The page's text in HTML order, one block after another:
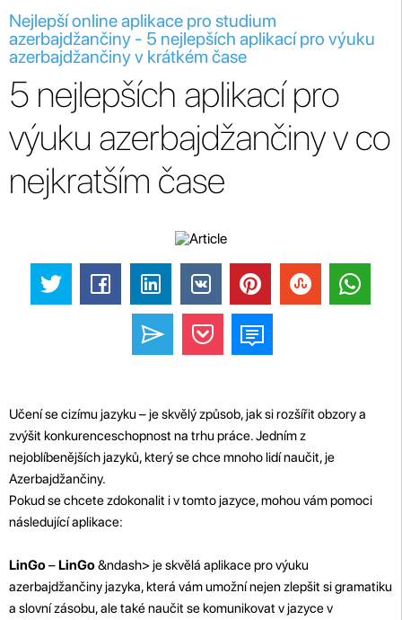
Nejlepší online aplikace pro studium
azerbajdžančiny - 5 nejlepších aplikací pro výuku
azerbajdžančiny v krátkém čase
5 nejlepších aplikací pro
výuku azerbajdžančiny v co
nejkratším čase
Učení se cizímu jazyku – je skvělý způsob, jak si rozšířit obzory a
zvýšit konkurenceschopnost na trhu práce. Jedním z
nejoblíbenějších jazyků, který se chce mnoho lidí naučit, je
Azerbajdžančiny.
Pokud se chcete zdokonalit i v tomto jazyce, mohou vám pomoci
následující aplikace:
LinGo–LinGo&ndash> je skvělá aplikace pro výuku
azerbajdžančiny jazyka, která vám umožní nejen zlepšit si gramatiku
a slovní zásobu, ale také naučit se komunikovat v jazyce v